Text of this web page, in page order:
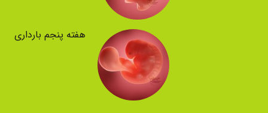
هفته پنجم بارداری